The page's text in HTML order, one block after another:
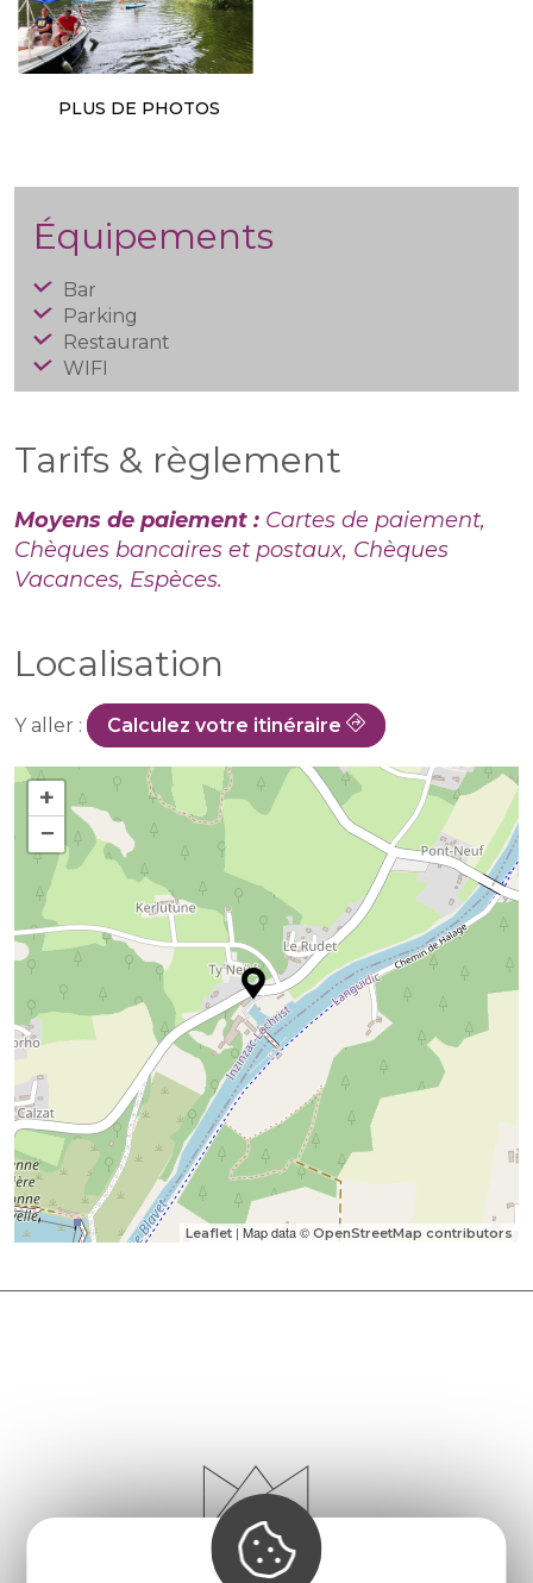
PLUS DE PHOTOS
Équipements
Bar
Parking
Restaurant
WIFI
Tarifs & règlement
Moyens de paiement : Cartes de paiement,
Chèques bancaires et postaux, Chèques
Vacances, Espèces.
Localisation
Y aller : Calculez votre itinéraire
+
−
Leaflet | Map data © OpenStreetMap contributors